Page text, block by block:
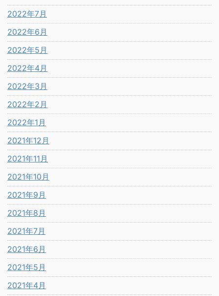
2022年7月
2022年6月
2022年5月
2022年4月
2022年3月
2022年2月
2022年1月
2021年12月
2021年11月
2021年10月
2021年9月
2021年8月
2021年7月
2021年6月
2021年5月
2021年4月